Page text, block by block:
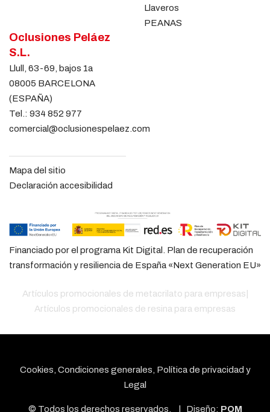
Llaveros
PEANAS
Oclusiones Peláez
S.L.
Llull, 63-69, bajos 1a
08005 BARCELONA
(ESPAÑA)
Tel.: 934 852 977
comercial@oclusionespelaez.com
Mapa del sitio
Declaración accesibilidad
Financiado por el programa Kit Digital. Plan de recuperación
transformación y resiliencia de España «Next Generation EU»
Artículos promocionales de metacrilato para empresas|
Artículos promocionales de resina para empresas
Cookies, Condiciones generales, Política de privacidad y
Legal
© Todos los derechos reservados. | Diseño: POM